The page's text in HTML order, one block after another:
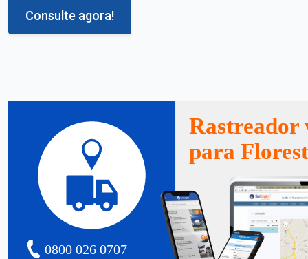
Consulte agora!
0800 026 0707
Rastreador
para